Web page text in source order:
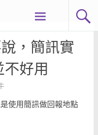
，簡訊實
好用
使用簡訊做回報地點